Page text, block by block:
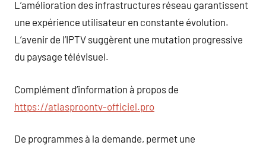
L’amélioration des infrastructures réseau garantissent
une expérience utilisateur en constante évolution.
L’avenir de l’IPTV suggèrent une mutation progressive
du paysage télévisuel.
Complément d’information à propos de
https://atlasproontv-officiel.pro
De programmes à la demande, permet une